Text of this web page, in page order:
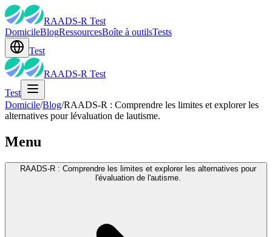
RAADS-R Test
DomicileBlogRessourcesBoîte à outilsTests
Test
RAADS-R Test
Test
Domicile/Blog/RAADS-R : Comprendre les limites et explorer les
alternatives pour lévaluation de lautisme.
Menu
RAADS-R : Comprendre les limites et explorer les alternatives pour
l'évaluation de l'autisme.